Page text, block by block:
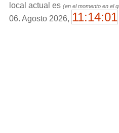
local actual es (en el momento en el
06. Agosto 2026, 11:14:01